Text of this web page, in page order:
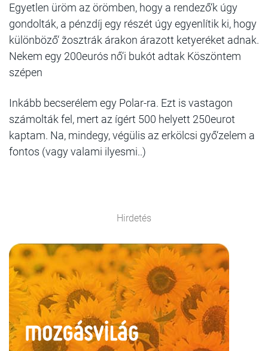
Egyetlen üröm az örömben, hogy a rendező‘k úgy
gondolták, a pénzdíj egy részét úgy egyenlítik ki, hogy
különböző‘ žosztrák árakon árazott ketyeréket adnak.
Nekem egy 200eurós nő‘i bukót adtak Köszöntem
szépen
Inkább becserélem egy Polar-ra. Ezt is vastagon
számolták fel, mert az ígért 500 helyett 250eurot
kaptam. Na, mindegy, végülis az erkölcsi győ‘zelem a
fontos (vagy valami ilyesmi..)
Hirdetés